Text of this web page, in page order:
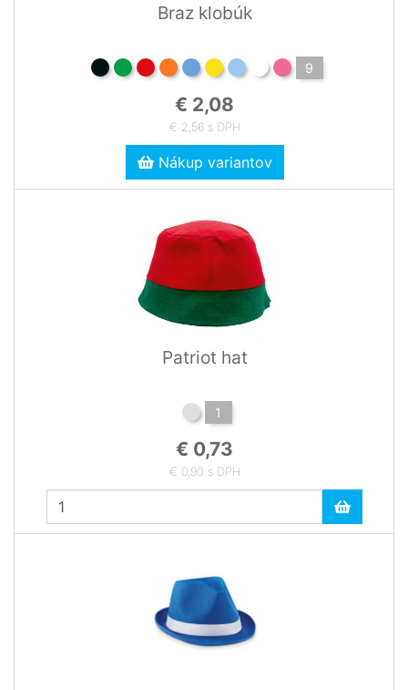
Braz klobúk
9
€ 2,08
€ 2,56 s DPH
Nákup variantov
Patriot hat
1
€ 0,73
€ 0,90 s DPH